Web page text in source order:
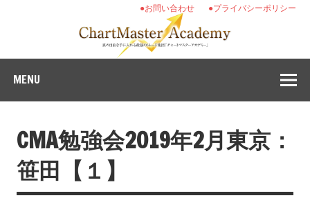
●プライバシーポリシー
●お問い合わせ
MENU
CMA勉強会2019年2月東京：
笹田【１】